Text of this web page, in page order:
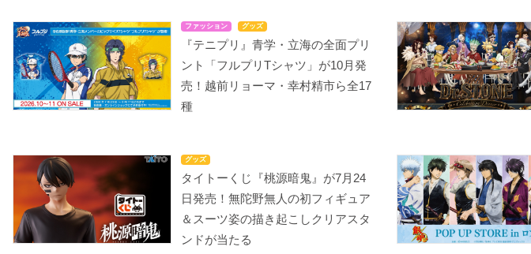
ファッション グッズ
『テニプリ』青学・立海の全面プリ
ント「フルプリTシャツ」が10月発
売！越前リョーマ・幸村精市ら全17
種
グッズ
タイトーくじ『桃源暗鬼』が7月24
日発売！無陀野無人の初フィギュア
＆スーツ姿の描き起こしクリアスタ
ンドが当たる